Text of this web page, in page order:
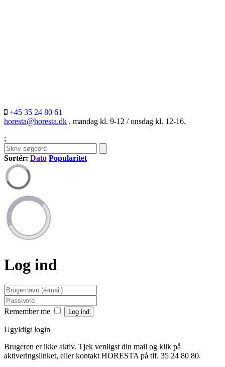
+45 35 24 80 61
horesta@horesta.dk , mandag kl. 9-12 / onsdag kl. 12-16.
;
Sortér: Dato Popularitet
Log ind
Remember me
Ugyldigt login
Brugeren er ikke aktiv. Tjek venligst din mail og klik på
aktiveringslinket, eller kontakt HORESTA på tlf. 35 24 80 80.